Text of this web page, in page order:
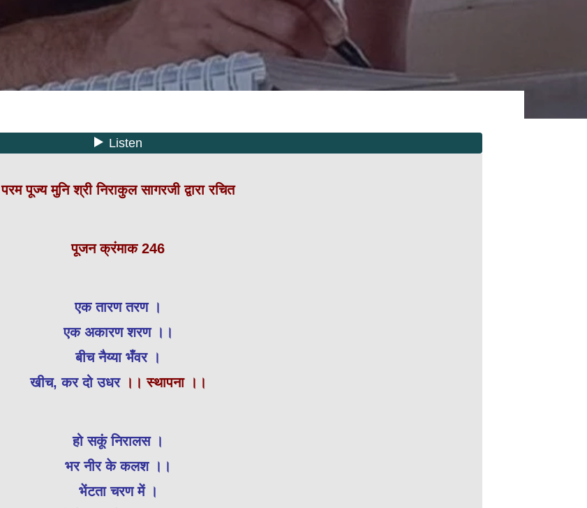
परम पूज्य मुनि श्री निराकुल सागरजी द्वारा रचित
पूजन क्रंमाक 246
एक तारण तरण ।
एक अकारण शरण ।।
बीच नैय्या भँवर ।
खीच, कर दो उधर ।। स्थापना ।।
हो सकूं निरालस ।
भर नीर के कलश ।।
भेंटता चरण में ।